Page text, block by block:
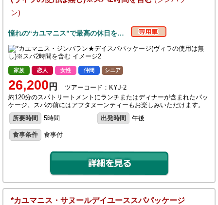
ン)
憧れの“カユマニス”で最高の休日を…
家族 恋人 女性 仲間 シニア
26,200 円
ツアーコード：KYJ-2
約120分のスパトリートメントにランチまたはディナーが含まれたパッ
ケージ。スパの前にはアフタヌーンティーもお楽しみいただけます。
所要時間
5時間 出発時間 午後
食事条件 食事付
*カユマニス・サヌールデイユーススパパッケージ